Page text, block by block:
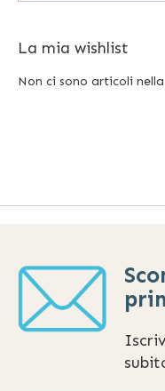
La mia wishlist
Non ci sono articoli